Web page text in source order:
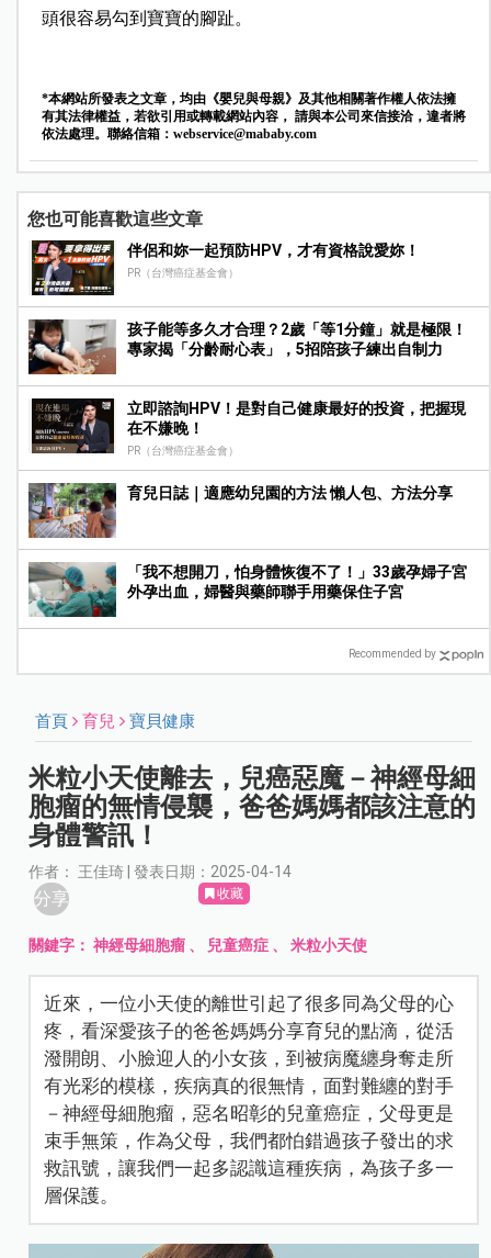
頭很容易勾到寶寶的腳趾。
*本網站所發表之文章，均由《嬰兒與母親》及其他相關著作權人依法擁
有其法律權益，若欲引用或轉載網站內容， 請與本公司來信接洽，違者將
依法處理。聯絡信箱： webservice@mababy.com
您也可能喜歡這些文章
伴侶和妳一起預防HPV，才有資格說愛妳！
PR（台灣癌症基金會）
孩子能等多久才合理？2歲「等1分鐘」就是極限！
專家揭「分齡耐心表」，5招陪孩子練出自制力
立即諮詢HPV！是對自己健康最好的投資，把握現
在不嫌晚！
PR（台灣癌症基金會）
育兒日誌｜適應幼兒園的方法 懶人包、方法分享
「我不想開刀，怕身體恢復不了！」33歲孕婦子宮
外孕出血，婦醫與藥師聯手用藥保住子宮
Recommended by
首頁 育兒 寶貝健康
米粒小天使離去，兒癌惡魔－神經母細
胞瘤的無情侵襲，爸爸媽媽都該注意的
身體警訊！
作者： 王佳琦 | 發表日期：2025-04-14
分享 收藏
關鍵字：神經母細胞瘤 、 兒童癌症 、米粒小天使
近來，一位小天使的離世引起了很多同為父母的心
疼，看深愛孩子的爸爸媽媽分享育兒的點滴，從活
潑開朗、小臉迎人的小女孩，到被病魔纏身奪走所
有光彩的模樣，疾病真的很無情，面對難纏的對手
－神經母細胞瘤，惡名昭彰的兒童癌症，父母更是
束手無策，作為父母，我們都怕錯過孩子發出的求
救訊號，讓我們一起多認識這種疾病，為孩子多一
層保護。